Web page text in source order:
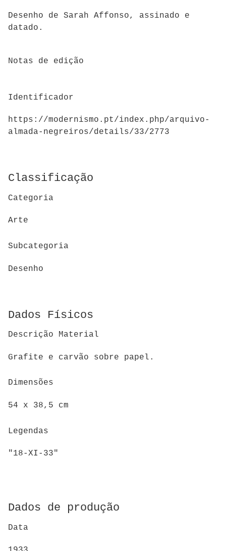
Desenho de Sarah Affonso, assinado e
datado.
Notas de edição
Identificador
https://modernismo.pt/index.php/arquivo-
almada-negreiros/details/33/2773
Classificação
Categoria
Arte
Subcategoria
Desenho
Dados Físicos
Descrição Material
Grafite e carvão sobre papel.
Dimensões
54 x 38,5 cm
Legendas
"18-XI-33"
Dados de produção
Data